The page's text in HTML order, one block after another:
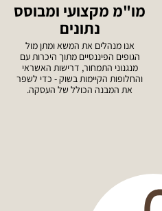
מו"מ מקצועי ומבוסס
נתונים
אנו מנהלים את המשא ומתן מול
הגופים הפיננסיים מתוך היכרות עם
מנגנוני התמחור, דרישות האשראי
והחלופות הקיימות בשוק - כדי לשפר
את המבנה הכולל של העסקה.